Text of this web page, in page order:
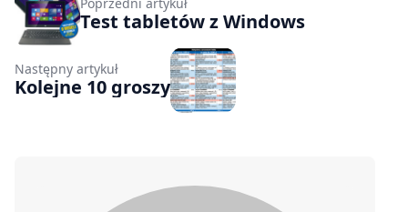
Poprzedni artykuł
Test tabletów z Windows
Następny artykuł
Kolejne 10 groszy